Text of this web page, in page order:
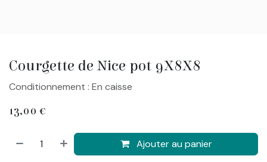
Courgette de Nice pot 9X8X8
Conditionnement : En caisse
13,00 €
Ajouter au panier